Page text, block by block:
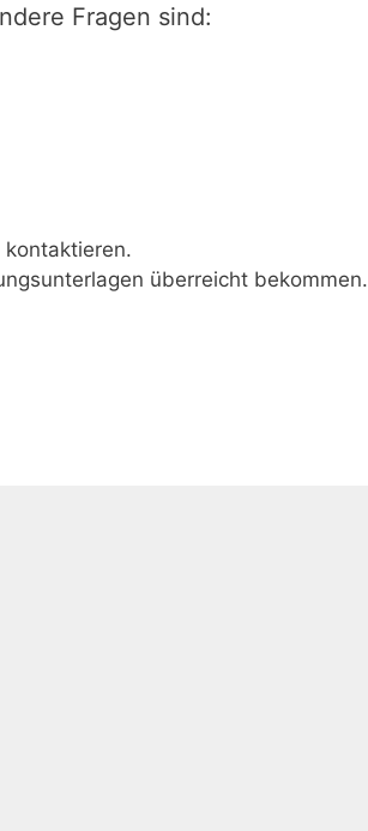
Fragen sind:
kontaktieren.
überreicht bekommen.